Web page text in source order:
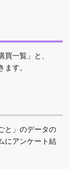
一覧」と、
す。
と」のデータの
にアンケート結